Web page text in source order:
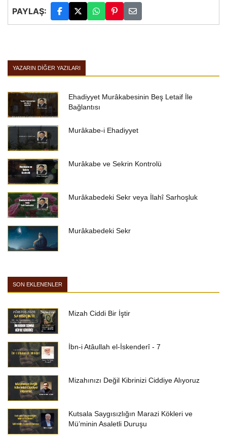
PAYLAŞ:
YAZARIN DIĞER YAZILARI
Ehadiyyet Murâkabesinin Beş Letaif İle
Bağlantısı
Murâkabe-i Ehadiyyet
Murâkabe ve Sekrin Kontrolü
Murâkabedeki Sekr veya İlahî Sarhoşluk
Murâkabedeki Sekr
SON EKLENENLER
Mizah Ciddi Bir İştir
İbn-i Atâullah el-İskenderî - 7
Mizahınızı Değil Kibrinizi Ciddiye Alıyoruz
Kutsala Saygısızlığın Marazi Kökleri ve
Mü’minin Asaletli Duruşu